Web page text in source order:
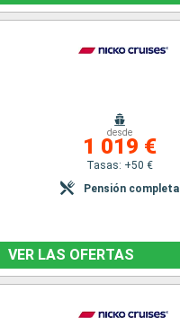
desde
1 019 €
Tasas: +50 €
Pensión completa
VER LAS OFERTAS